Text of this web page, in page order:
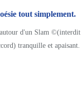
tout simplement.
d'un Slam ©(interdit
tranquille et apaisant.